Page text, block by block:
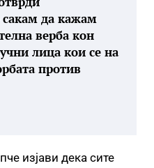
да кажам
верба кон
лица кои се на
против
изјави дека сите